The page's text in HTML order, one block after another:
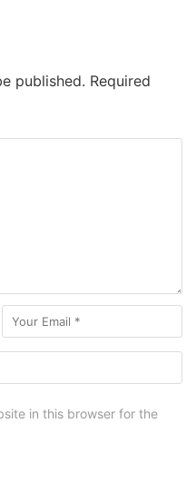
published. Required
in this browser for the